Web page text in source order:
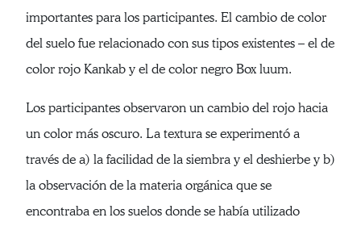
importantes para los participantes. El cambio de color
del suelo fue relacionado con sus tipos existentes – el de
color rojo Kankab y el de color negro Box luum.
Los participantes observaron un cambio del rojo hacia
un color más oscuro. La textura se experimentó a
través de a) la facilidad de la siembra y el deshierbe y b)
la observación de la materia orgánica que se
encontraba en los suelos donde se había utilizado